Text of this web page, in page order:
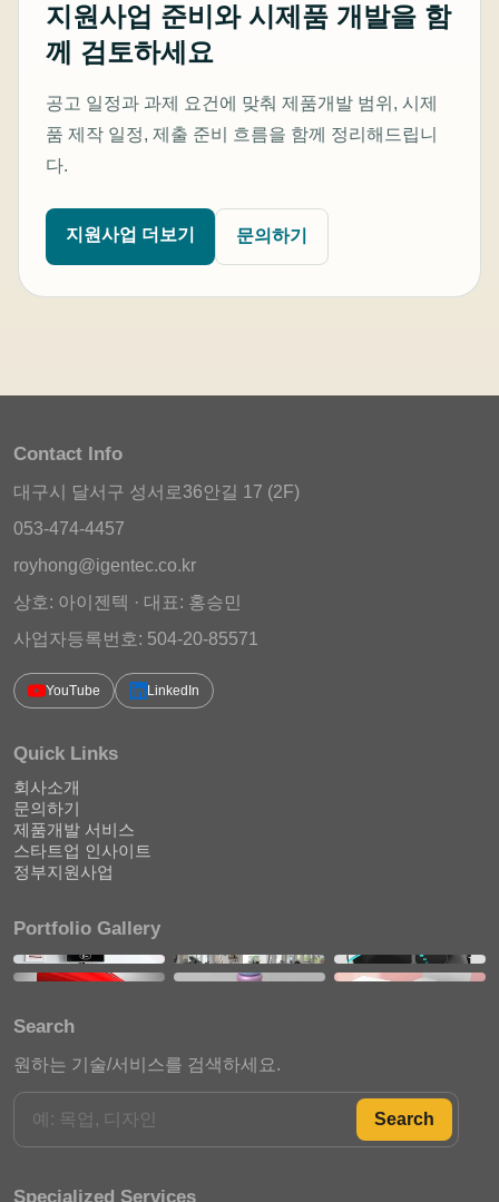
지원사업 준비와 시제품 개발을 함
께 검토하세요
공고 일정과 과제 요건에 맞춰 제품개발 범위, 시제
품 제작 일정, 제출 준비 흐름을 함께 정리해드립니
다.
지원사업 더보기 문의하기
Contact Info
대구시 달서구 성서로36안길 17 (2F)
053-474-4457
royhong@igentec.co.kr
상호: 아이젠텍 · 대표: 홍승민
사업자등록번호: 504-20-85571
YouTube LinkedIn
Quick Links
회사소개
문의하기
제품개발 서비스
스타트업 인사이트
정부지원사업
Portfolio Gallery
Search
원하는 기술/서비스를 검색하세요.
Search
Specialized Services